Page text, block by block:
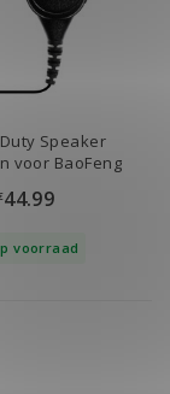
Speaker
voor BaoFeng
44.99
voorraad